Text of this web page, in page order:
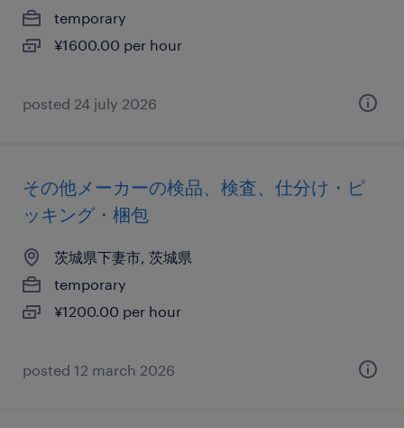
temporary
¥1600.00 per hour
posted 24 july 2026
その他メーカーの検品、検査、仕分け・ピ
ッキング・梱包
茨城県下妻市, 茨城県
temporary
¥1200.00 per hour
posted 12 march 2026